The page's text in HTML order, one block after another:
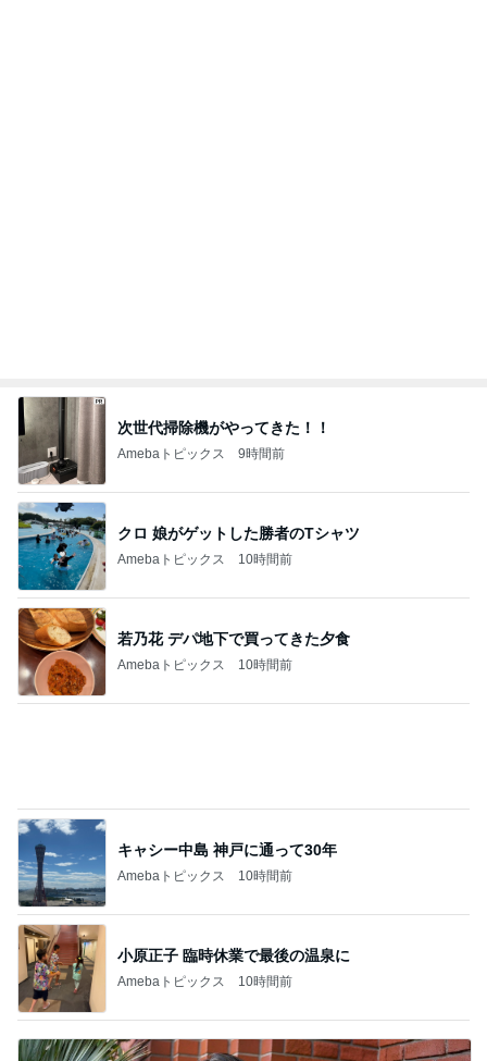
次世代掃除機がやってきた！！
Amebaトピックス 9時間前
クロ 娘がゲットした勝者のTシャツ
Amebaトピックス 10時間前
若乃花 デパ地下で買ってきた夕食
Amebaトピックス 10時間前
キャシー中島 神戸に通って30年
Amebaトピックス 10時間前
小原正子 臨時休業で最後の温泉に
Amebaトピックス 10時間前